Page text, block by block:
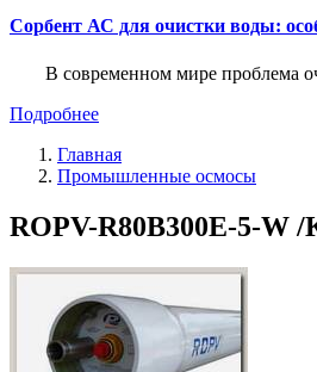
Сорбент АС для очистки воды:
В современном мире проблема
Подробнее
Главная
Промышленные осмосы
ROPV-R80B300E-5-W /